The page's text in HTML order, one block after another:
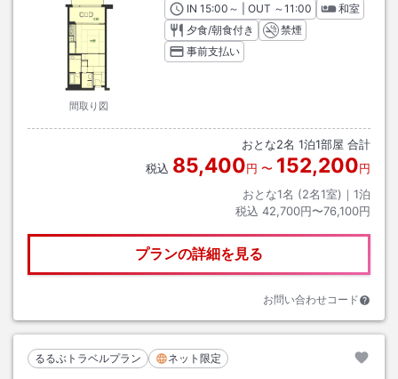
間取り図
INチェックイン
15:00 ～ | OUT チェックアウト
～11:00
和室
夕食/朝食付き
禁煙
事前支払い
おとな2名 1泊1部屋 合計
税込 85,400円 〜 152,200円
おとな1名 (2名1室)｜ 1泊
税込 42,700円〜76,100円
プランの詳細を見る
お問い合わせコード
るるぶトラベルプラン ネット限定